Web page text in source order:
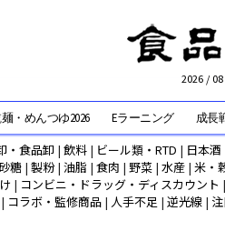
2026 /
・めんつゆ2026 Eラーニング 成長
・食品卸 | 飲料 | ビール類・RTD | 日本
糖 | 製粉| 油脂 | 食肉 | 野菜 | 水産 | 米・
| コンビニ・ドラッグ・ディスカウント |
| コラボ・監修商品 | 人手不足 | 逆光線 |